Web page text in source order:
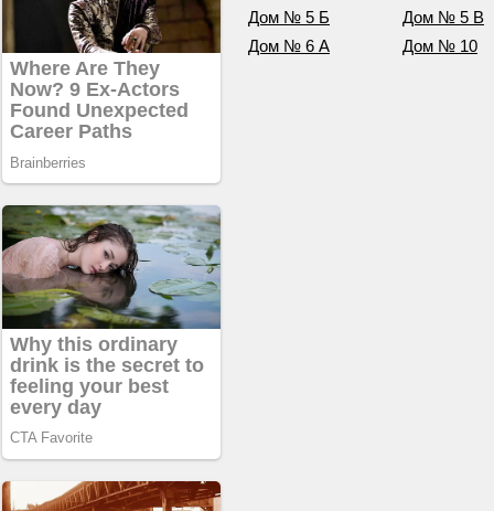
Дом № 5 Б
Дом № 5 В
Дом № 6 А
Дом № 10